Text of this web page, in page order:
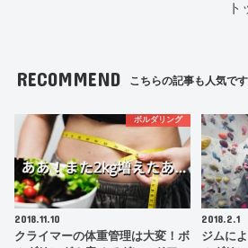
RECOMMEND こちらの記事も人気です
ボルダリング
2018.11.10
クライマーの体重管理は大変！ボ
2018.2.1
ジムに